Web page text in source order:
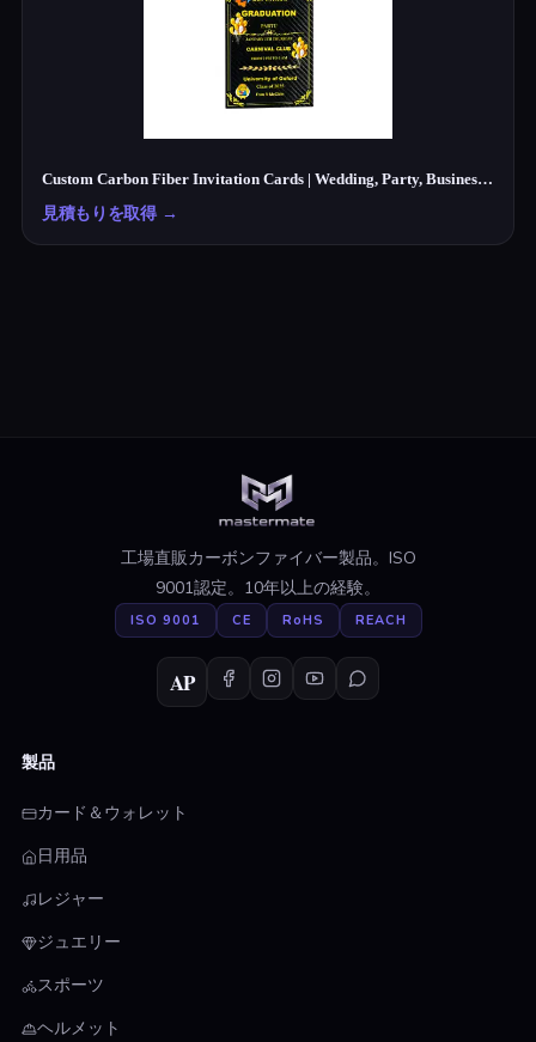
Custom Carbon Fiber Invitation Cards | Wedding, Party, Business Cards Manufacturer
見積もりを取得→
工場直販カーボンファイバー製品。ISO
9001認定。10年以上の経験。
ISO 9001 CE RoHS REACH
AP
製品
カード＆ウォレット
日用品
レジャー
ジュエリー
スポーツ
ヘルメット